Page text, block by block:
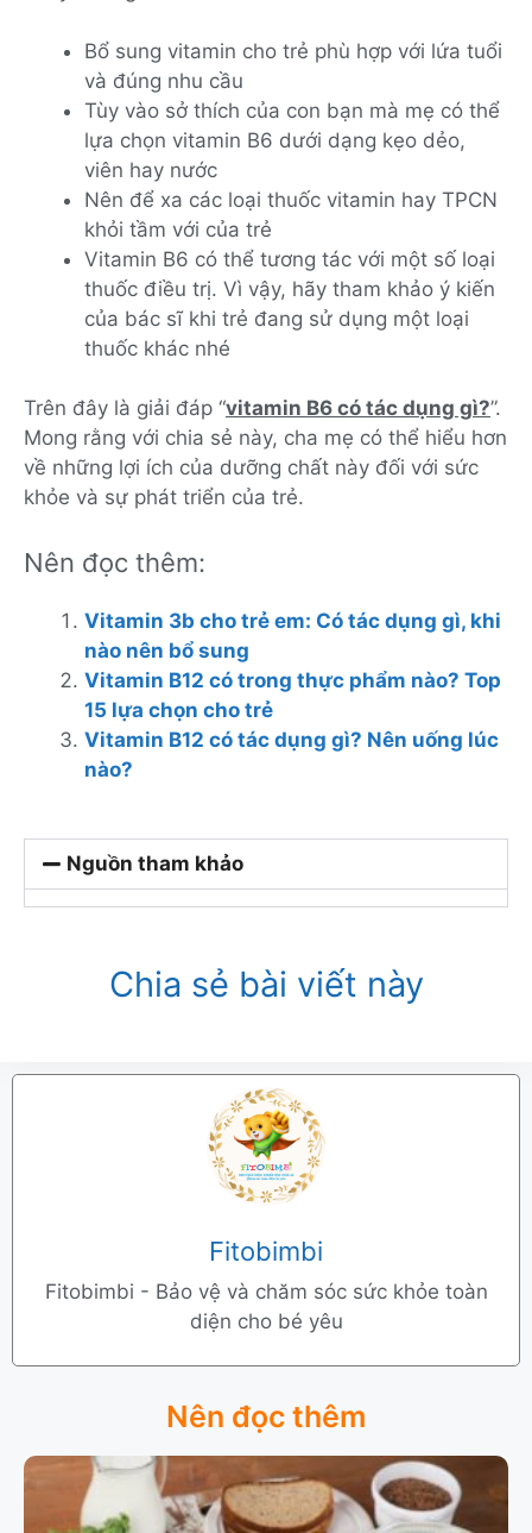
Bổ sung vitamin cho trẻ phù hợp với lứa tuổi
và đúng nhu cầu
Tùy vào sở thích của con bạn mà mẹ có thể
lựa chọn vitamin B6 dưới dạng kẹo dẻo,
viên hay nước
Nên để xa các loại thuốc vitamin hay TPCN
khỏi tầm với của trẻ
Vitamin B6 có thể tương tác với một số loại
thuốc điều trị. Vì vậy, hãy tham khảo ý kiến
của bác sĩ khi trẻ đang sử dụng một loại
thuốc khác nhé
Trên đây là giải đáp “vitamin B6 có tác dụng gì?”.
Mong rằng với chia sẻ này, cha mẹ có thể hiểu hơn
về những lợi ích của dưỡng chất này đối với sức
khỏe và sự phát triển của trẻ.
Nên đọc thêm:
Vitamin 3b cho trẻ em: Có tác dụng gì, khi
nào nên bổ sung
Vitamin B12 có trong thực phẩm nào? Top
15 lựa chọn cho trẻ
Vitamin B12 có tác dụng gì? Nên uống lúc
nào?
Nguồn tham khảo
Chia sẻ bài viết này
Fitobimbi
Fitobimbi - Bảo vệ và chăm sóc sức khỏe toàn
diện cho bé yêu
Nên đọc thêm